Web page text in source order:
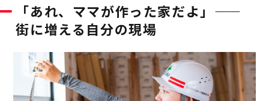
「あれ、ママが作った家だよ」——
街に増える自分の現場